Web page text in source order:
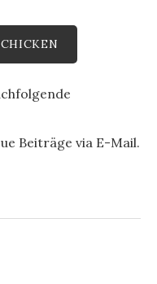
Beiträge via E-Mail.